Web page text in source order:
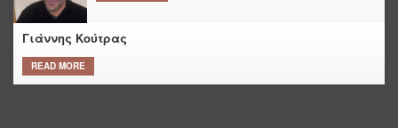
Γιάννης Κούτρας
READ MORE